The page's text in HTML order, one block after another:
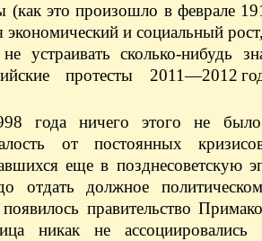
(как это произошло в феврале
и социальный
устраивать сколько-нибудь
протесты 2011—2012
года ничего этого не
от постоянных
еще в позднесоветскую
отдать должное
правительство
никак не ассоциировались